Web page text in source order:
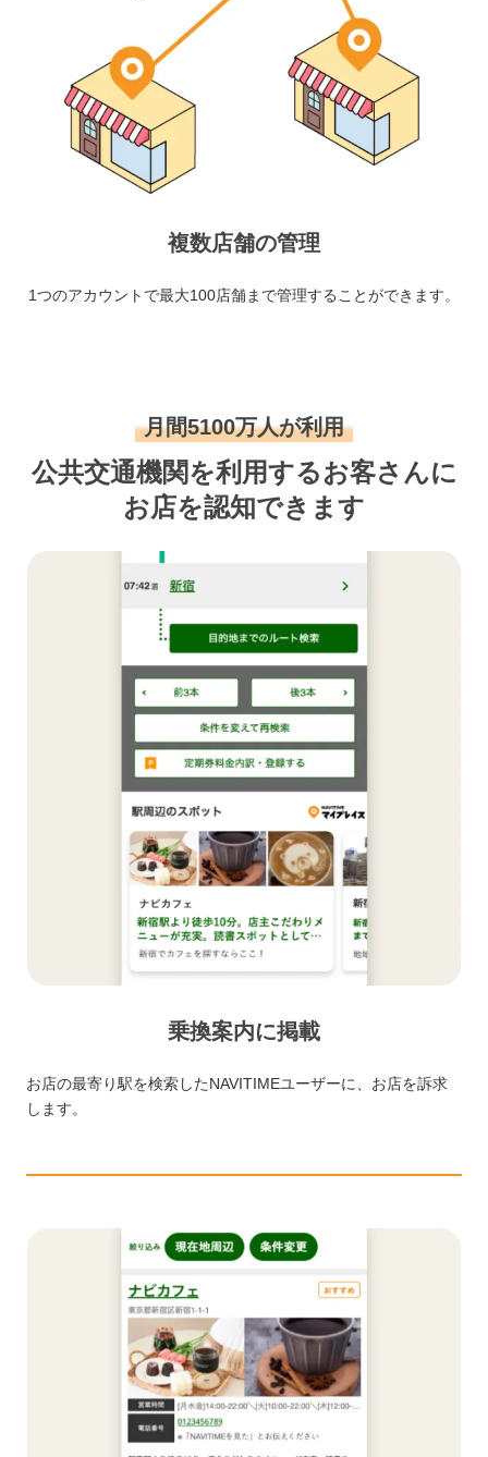
複数店舗の管理
1つのアカウントで最大100店舗まで管理することができます。
月間5100万人が利用
公共交通機関を利用するお客さんに
お店を認知できます
乗換案内に掲載
お店の最寄り駅を検索したNAVITIMEユーザーに、お店を訴求
します。